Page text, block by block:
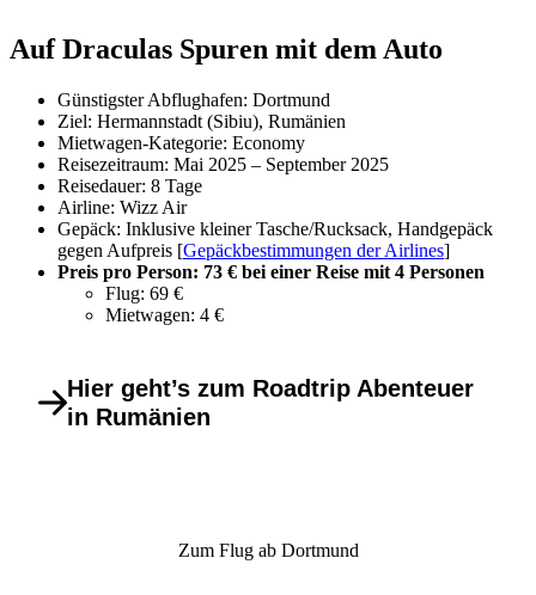
Auf Draculas Spuren mit dem Auto
Günstigster Abflughafen: Dortmund
Ziel: Hermannstadt (Sibiu), Rumänien
Mietwagen-Kategorie: Economy
Reisezeitraum: Mai 2025 – September 2025
Reisedauer: 8 Tage
Airline: Wizz Air
Gepäck: Inklusive kleiner Tasche/Rucksack, Handgepäck
gegen Aufpreis [Gepäckbestimmungen der Airlines]
Preis pro Person: 73 € bei einer Reise mit 4 Personen
Flug: 69 €
Mietwagen: 4 €
Hier geht’s zum Roadtrip Abenteuer
in Rumänien
Zum Flug ab Dortmund